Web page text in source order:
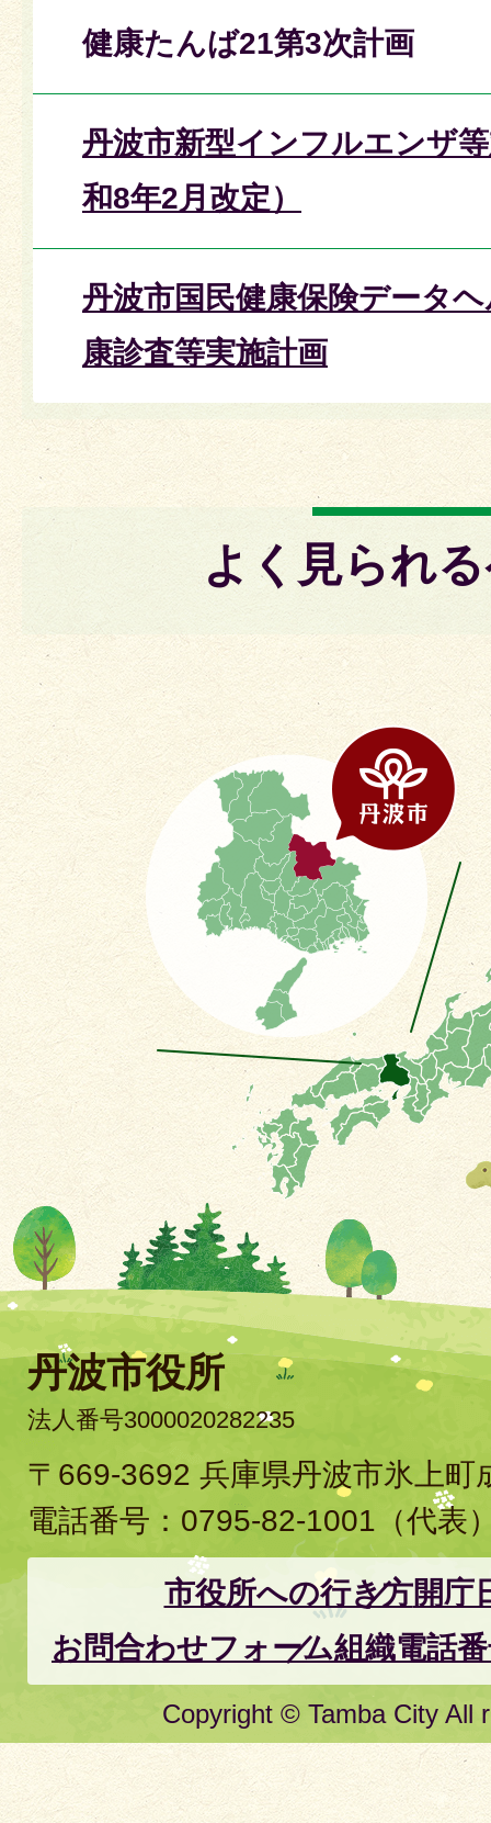
健康たんば21第3次計画
丹波市新型インフルエンザ
和8年2月改定）
丹波市国民健康保険データ
康診査等実施計画
よく見られ
丹波市役所
法人番号3000020282235
〒669-3692 兵庫県丹波市氷上町
電話番号： 0795-82-1001 （代表
市役所への行き方開庁
お問合わせフォーム組織電話
Copyright © Tamba City All